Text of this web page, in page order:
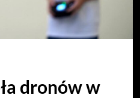
dronów w